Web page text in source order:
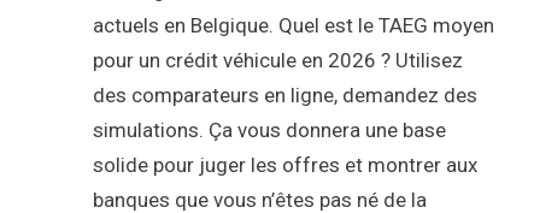
actuels en Belgique. Quel est le TAEG moyen
pour un crédit véhicule en 2026 ? Utilisez
des comparateurs en ligne, demandez des
simulations. Ça vous donnera une base
solide pour juger les offres et montrer aux
banques que vous n’êtes pas né de la